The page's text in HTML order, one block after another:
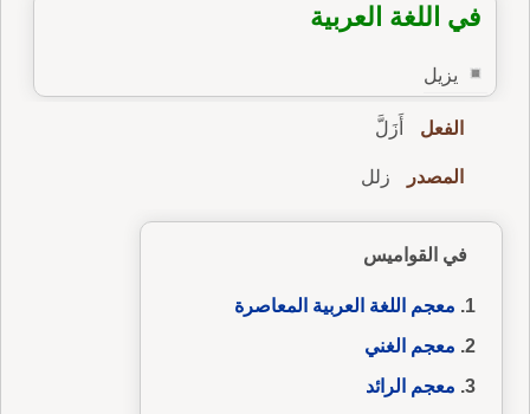
في اللغة العربية
يزيل
الفعل أَزَلَّ
المصدر زلل
في القواميس
معجم اللغة العربية المعاصرة
معجم الغني
معجم الرائد